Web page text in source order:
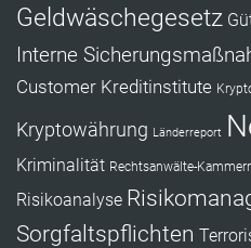
Geldwäschegesetz
Interne
Customer Kreditinstitute
Kryptowährung Länderreport
Kriminalität Rechtsanwälte-
Risikoanalyse
Sorgfaltspflichten